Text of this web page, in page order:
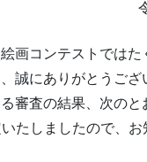
画コンテストではた
誠にありがとうござ
審査の結果、次のと
いたしましたので、